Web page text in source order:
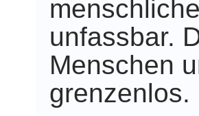
unfassbar.
Menschen
grenzenlos.